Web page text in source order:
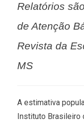
Relatórios
de Atenção
Revista da
MS
A estimativa
Instituto Brasileiro